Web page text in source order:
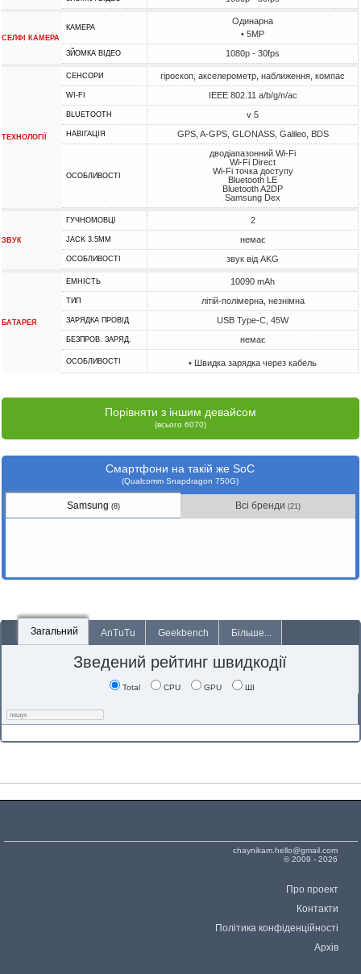
СЕЛФІ КАМЕРА
КАМЕРА
Одинарна
• 5MP
ЗЙОМКА ВІДЕО 1080p - 30fps
ТЕХНОЛОГІЇ
СЕНСОРИ гіроскоп, акселерометр, наближення, компас
WI-FI IEEE 802.11 a/b/g/n/ac
BLUETOOTH v 5
НАВІГАЦІЯ GPS, A-GPS, GLONASS, Galileo, BDS
ОСОБЛИВОСТІ
дводіапазонний Wi-Fi
Wi-Fi Direct
Wi-Fi точка доступу
Bluetooth LE
Bluetooth A2DP
Samsung Dex
ЗВУК
ГУЧНОМОВЦІ 2
JACK 3.5MM немає
ОСОБЛИВОСТІ звук від AKG
БАТАРЕЯ
ЕМНІСТЬ 10090 mAh
ТИП літій-полімерна, незнімна
ЗАРЯДКА ПРОВІД USB Type-C, 45W
БЕЗПРОВ. ЗАРЯД. немає
ОСОБЛИВОСТІ • Швидка зарядка через кабель
Порівняти з іншим девайсом
(всього 6070)
Смартфони на такій же SoC
(Qualcomm Snapdragon 750G)
Samsung (8) Всі бренди(21)
Загальний AnTuTu Geekbench Більше...
Зведений рейтинг швидкодії
Total CPU GPU ШІ
chaynikam.hello@gmail.com
© 2009 - 2026
Про проект
Контакти
Політика конфіденційності
Архів